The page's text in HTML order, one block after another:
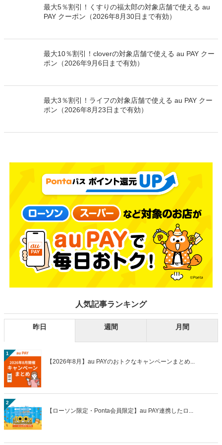
最大5％割引！くすりの福太郎の対象店舗で使える au
PAY クーポン（2026年8月30日まで有効）
最大10％割引！cloverの対象店舗で使える au PAY クー
ポン（2026年9月6日まで有効）
最大3％割引！ライフの対象店舗で使える au PAY クー
ポン（2026年8月23日まで有効）
人気記事ランキング
昨日 週間 月間
1
【2026年8月】au PAYのおトクなキャンペーンまとめ...
2
【ローソン限定・Ponta会員限定】au PAY連携したロ...